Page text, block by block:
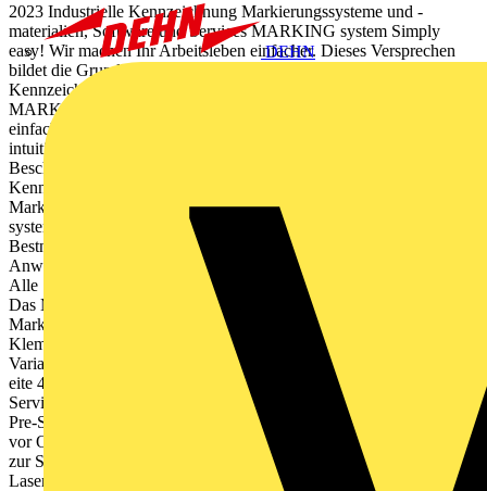
DEHN
2023 Industrielle Kennzeichnung Markierungssysteme und -
materialien, Software und Services MARKING system Simply
easy! Wir machen Ihr Arbeitsleben einfacher. Dieses Versprechen
bildet die Grundlage aller industriellen Markierungs- und
Kennzeichnungslsungen von Phoenix Contact. Das Portfolio des
MARKING system bietet eine ganzheitliche Systemlsung fr
einfache und effiziente Markierungsprozesse bestehend aus
intuitiver Markierungs- Software, leistungsstarken
Beschriftungssystemen, vielseitig anwendbaren
Kennzeichnungslsungen sowie umfassende Servicedienstleistungen.
Markierungssysteme Markierungsmaterialien Das MARKING
system bietet drei Kennzeichnungstechnologien fr verschiedene
Bestndigkeitsanforderungen sowie Gerte fr die stationre und mobile
Anwendung. Egal ob manuelle oder automatisierte Kennzeichnung:
Alle Systeme untersttzen Sie intuitiv bei der Markierungserstellung.
Das MARKING system deckt mit unterschiedlichsten
Markierungsmaterialien jede Applikation ab. Fr die Markierung von
Klemmen, Leitern und Kabeln, Gerten sowie Anlagen sind
Varianten fr jede Anforderung erhltlich. Mehr Informationen ab S
eite 4 2 Phoenix Contact Mehr Informationen ab Seite 76 Inhalt
Service Kompetente Untersttzung bei jedem Anliegen im Bereich
Pre-Sales, Sales und After-Sales. Per Mail, am Telefon oder direkt
vor Ort mit unseren individuellen Services stehen wir Ihnen jederzeit
zur Seite. Mehr Informationen ab Seite 164 Markierungssysteme4
Laser-Direktbeschriftungssystem10 UV-LED...